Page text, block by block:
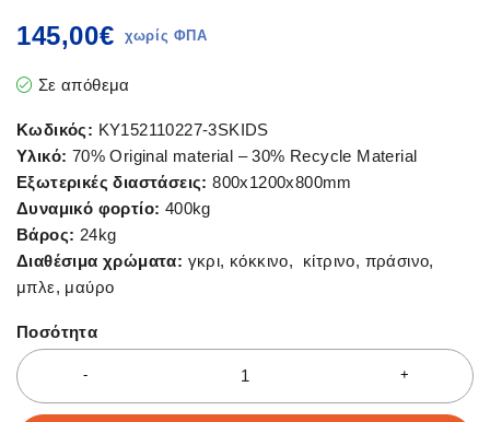
145,00€
Σε απόθεμα
Κωδικός: KY152110227-3SKIDS
Υλικό: 70% Original material – 30% Recycle Material
Εξωτερικές διαστάσεις: 800x1200x800mm
Δυναμικό φορτίο: 400kg
Βάρος: 24kg
Διαθέσιμα χρώματα: γκρι, κόκκινο, κίτρινο, πράσινο,
μπλε, μαύρο
Ποσότητα